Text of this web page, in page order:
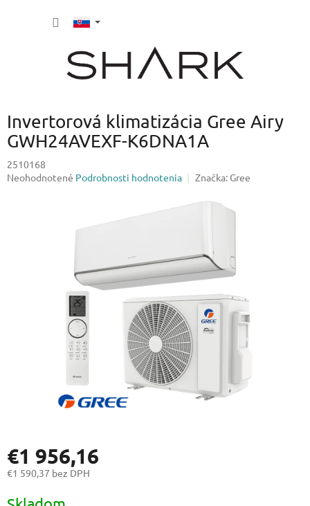
Invertorová klimatizácia Gree Airy
GWH24AVEXF-K6DNA1A
2510168
Priemerné
Neohodnotené Podrobnosti hodnotenia Značka: Gree
€1 956,16
€1 590,37 bez DPH